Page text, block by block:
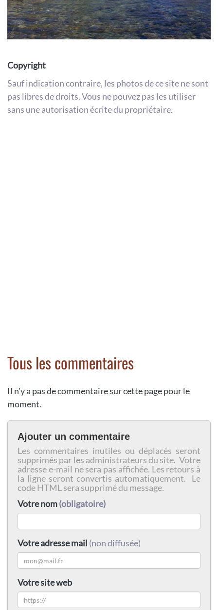
Copyright
Sauf indication contraire, les photos de ce site ne sont
pas libres de droits. Vous ne pouvez pas les utiliser
sans une autorisation écrite du propriétaire.
Tous les commentaires
Il n'y a pas de commentaire sur cette page pour le
moment.
Ajouter un commentaire
Les commentaires inutiles ou déplacés seront
supprimés par les administrateurs du site. Votre
adresse e-mail ne sera pas affichée. Les retours à
la ligne seront convertis automatiquement. Le
code HTML sera supprimé du message.
Votre nom(obligatoire)
Votre adresse mail (non diffusée)
Votre site web